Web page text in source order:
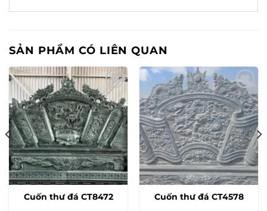
SẢN PHẨM CÓ LIÊN QUAN
Cuốn thư đá CT8472 Cuốn thư đá CT4578